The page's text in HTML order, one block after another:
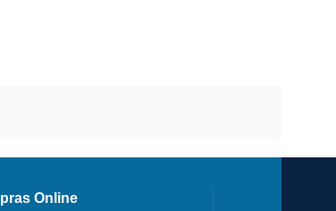
Online